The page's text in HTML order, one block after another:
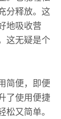
分释放。这
地吸收营
这无疑是个
简便，即便
了使用便捷
松又简单。